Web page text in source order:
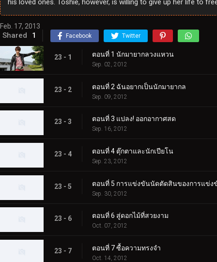
Feb. 17, 2013
Shared 1 Facebook Twitter
23 - 1 ตอนที่ 1 นักมายากลวงแหวน
Sep. 02, 2012
23 - 2 ตอนที่ 2 ฉันอยากเป็นนักมายากล
Sep. 09, 2012
23 - 3 ตอนที่ 3 แปลง! ออกอากาศสด
Sep. 16, 2012
23 - 4 ตอนที่ 4 ตุ๊กตาและนักเปียโน
Sep. 23, 2012
23 - 5 ตอนที่ 5 การแข่งขันนัดตัดสินของการแข่ง
Sep. 30, 2012
23 - 6 ตอนที่ 6 สู่ดอกไม้ที่สวยงาม
Oct. 07, 2012
23 - 7 ตอนที่ 7 ซื้อความทรงจำ
Oct. 14, 2012